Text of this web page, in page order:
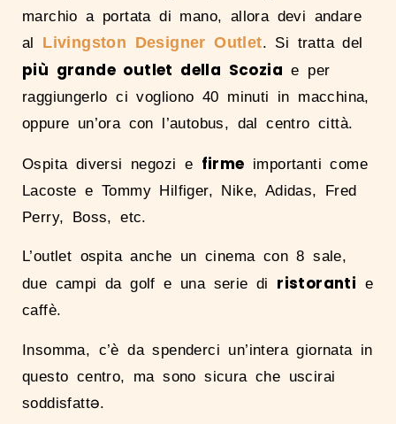
marchio a portata di mano, allora devi andare
al Livingston Designer Outlet. Si tratta del
più grande outlet della Scozia e per
raggiungerlo ci vogliono 40 minuti in macchina,
oppure un’ora con l’autobus, dal centro città.
Ospita diversi negozi e firme importanti come
Lacoste e Tommy Hilfiger, Nike, Adidas, Fred
Perry, Boss, etc.
L’outlet ospita anche un cinema con 8 sale,
due campi da golf e una serie di ristoranti e
caffè.
Insomma, c’è da spenderci un’intera giornata in
questo centro, ma sono sicura che uscirai
soddisfattə.